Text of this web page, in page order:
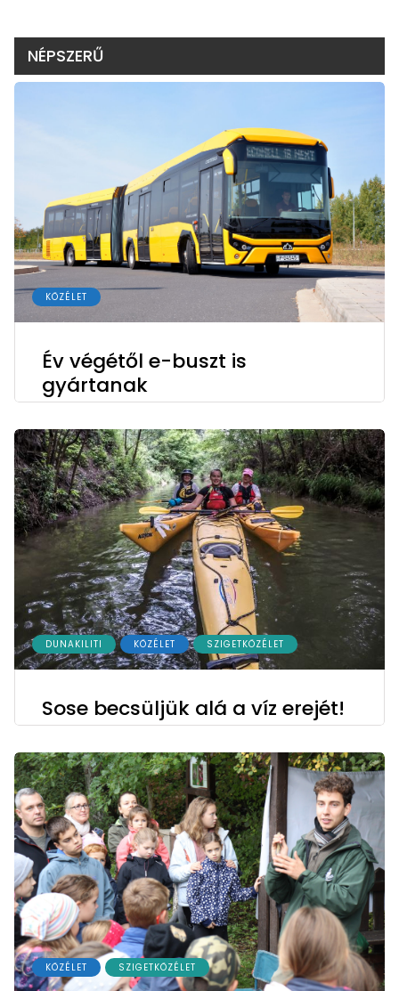
NÉPSZERŰ
KÖZÉLET
Év végétől e-buszt is
gyártanak
DUNAKILITI KÖZÉLET SZIGETKÖZÉLET
Sose becsüljük alá a víz erejét!
KÖZÉLET SZIGETKÖZÉLET